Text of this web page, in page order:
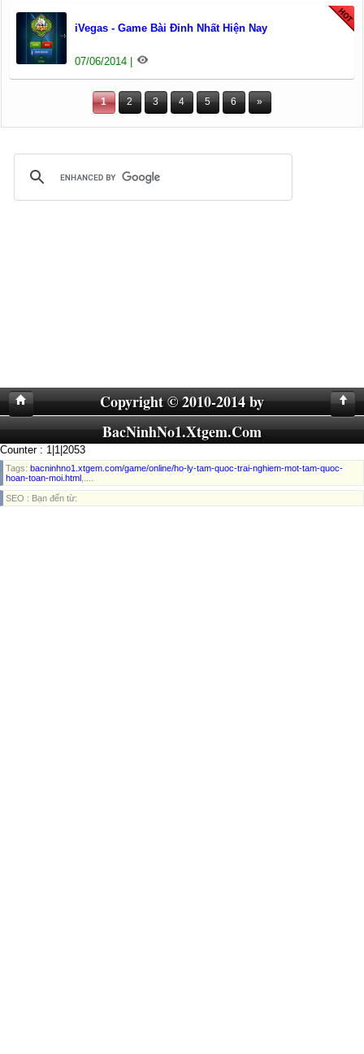
iVegas - Game Bài Đỉnh Nhất Hiện Nay
07/06/2014 |
1 2 3 4 5 6 »
Copyright © 2010-2014 by
BacNinhNo1.Xtgem.Com
Counter : 1|1|2053
Tags: bacninhno1.xtgem.com/game/online/ho-ly-tam-quoc-trai-nghiem-mot-tam-quoc-
hoan-toan-moi.html
SEO : Bạn đến từ: